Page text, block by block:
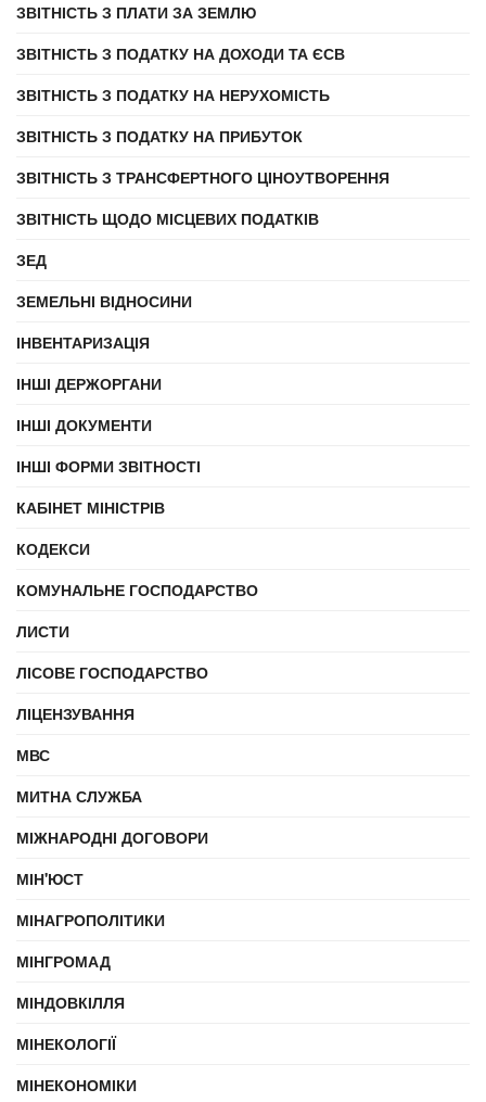
ЗВІТНІСТЬ З ПЛАТИ ЗА ЗЕМЛЮ
ЗВІТНІСТЬ З ПОДАТКУ НА ДОХОДИ ТА ЄСВ
ЗВІТНІСТЬ З ПОДАТКУ НА НЕРУХОМІСТЬ
ЗВІТНІСТЬ З ПОДАТКУ НА ПРИБУТОК
ЗВІТНІСТЬ З ТРАНСФЕРТНОГО ЦІНОУТВОРЕННЯ
ЗВІТНІСТЬ ЩОДО МІСЦЕВИХ ПОДАТКІВ
ЗЕД
ЗЕМЕЛЬНІ ВІДНОСИНИ
ІНВЕНТАРИЗАЦІЯ
ІНШІ ДЕРЖОРГАНИ
ІНШІ ДОКУМЕНТИ
ІНШІ ФОРМИ ЗВІТНОСТІ
КАБІНЕТ МІНІСТРІВ
КОДЕКСИ
КОМУНАЛЬНЕ ГОСПОДАРСТВО
ЛИСТИ
ЛІСОВЕ ГОСПОДАРСТВО
ЛІЦЕНЗУВАННЯ
МВС
МИТНА СЛУЖБА
МІЖНАРОДНІ ДОГОВОРИ
МІН'ЮСТ
МІНАГРОПОЛІТИКИ
МІНГРОМАД
МІНДОВКІЛЛЯ
МІНЕКОЛОГІЇ
МІНЕКОНОМІКИ